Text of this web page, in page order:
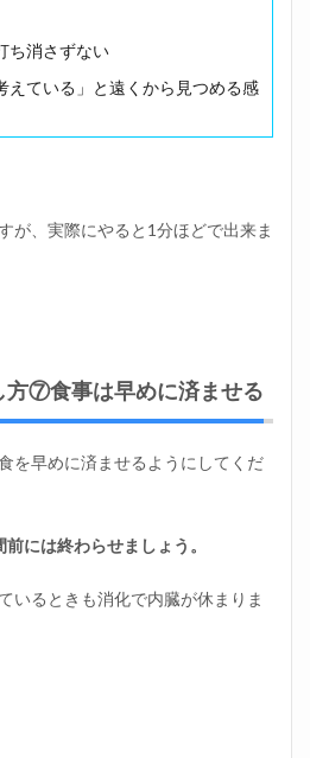
ち消さずない
えている」と遠くから見つめる感
が、実際にやると1分ほどで出来ま
方⑦食事は早めに済ませる
を早めに済ませるようにしてくだ
には終わらせましょう。
いるときも消化で内臓が休まりま